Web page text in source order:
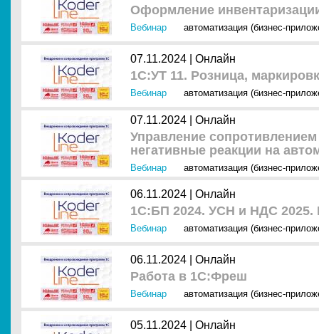
Оформление
Вебинар автоматизация (бизнес-
07.11.2024 | Онлайн
1С:УТ 11. Розница,
Вебинар автоматизация (бизнес-
07.11.2024 | Онлайн
Управление
негативные реакции на
Вебинар автоматизация (бизнес-
06.11.2024 | Онлайн
1С:БП 2024. УСН и НДС 2025.
Вебинар автоматизация (бизнес-
06.11.2024 | Онлайн
Работа в 1С:Фреш
Вебинар автоматизация (бизнес-
05.11.2024 | Онлайн